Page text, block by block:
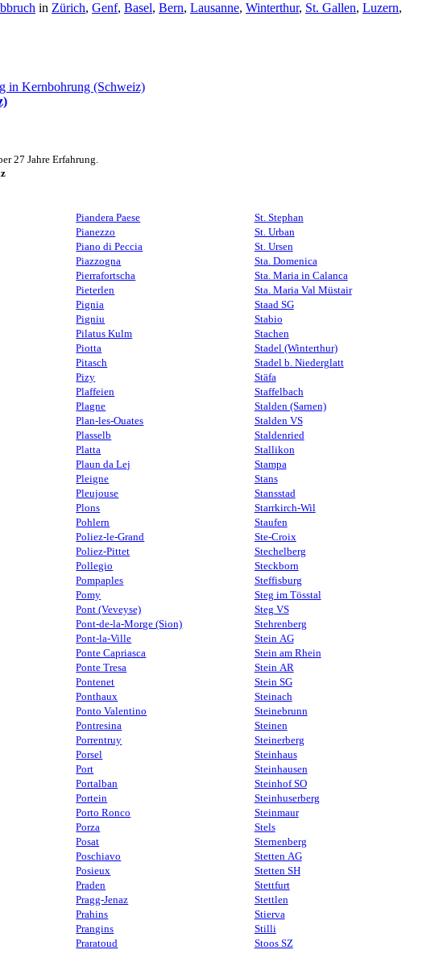
in Zürich, Genf, Basel, Bern, Lausanne, Winterthur, St. Gallen, Luzern,
27 Jahre Erfahrung.
Piandera Paese
Pianezzo
Piano di Peccia
Piazzogna
Pierrafortscha
Pieterlen
Pignia
Pigniu
Pilatus Kulm
Piotta
Pitasch
Pizy
Plaffeien
Plagne
Plan-les-Ouates
Plasselb
Platta
Plaun da Lej
Pleigne
Pleujouse
Plons
Pohlern
Poliez-le-Grand
Poliez-Pittet
Pollegio
Pompaples
Pomy
Pont (Veveyse)
Pont-de-la-Morge (Sion)
Pont-la-Ville
Ponte Capriasca
Ponte Tresa
Pontenet
Ponthaux
Ponto Valentino
Pontresina
Porrentruy
Porsel
Port
Portalban
Portein
Porto Ronco
Porza
Posat
Poschiavo
Posieux
Praden
Pragg-Jenaz
Prahins
Prangins
Praratoud
St. Stephan
St. Urban
St. Ursen
Sta. Domenica
Sta. Maria in Calanca
Sta. Maria Val Müstair
Staad SG
Stabio
Stachen
Stadel (Winterthur)
Stadel b. Niederglatt
Stäfa
Staffelbach
Stalden (Sarnen)
Stalden VS
Staldenried
Stallikon
Stampa
Stans
Stansstad
Starrkirch-Wil
Staufen
Ste-Croix
Stechelberg
Steckborn
Steffisburg
Steg im Tösstal
Steg VS
Stehrenberg
Stein AG
Stein am Rhein
Stein AR
Stein SG
Steinach
Steinebrunn
Steinen
Steinerberg
Steinhaus
Steinhausen
Steinhof SO
Steinhuserberg
Steinmaur
Stels
Sternenberg
Stetten AG
Stetten SH
Stettfurt
Stettlen
Stierva
Stilli
Stoos SZ